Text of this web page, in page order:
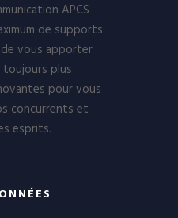
APCS
de supports
vous apporter
plus
pour vous
concurrents et
esprits.